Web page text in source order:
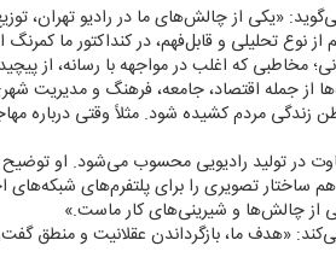
«یكی از چالش‌های ما در رادیو
تحلیلی و قابل‌فهم، در كنداكتور ما
مخاطبی كه اغلب در مواجهه با رسانه، از
از جمله اقتصاد، جامعه، فرهنگ و مدیریت
مردم كشیده شود. مثلاً وقتی درباره
در تولید رادیویی محسوب می‌شود. او
ساختار تصویری را برای پلتفرم‌های
از چالش‌ها و شیرینی‌های كار ماست.»
«هدف ما، بازگرداندن عقلانیت و منطق